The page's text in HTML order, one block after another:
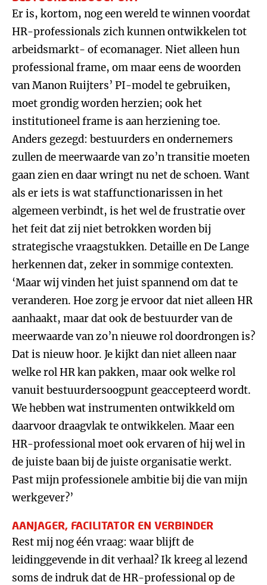
Er is, kortom, nog een wereld te winnen voordat
HR-professionals zich kunnen ontwikkelen tot
arbeidsmarkt- of ecomanager. Niet alleen hun
professional frame, om maar eens de woorden
van Manon Ruijters’ PI-model te gebruiken,
moet grondig worden herzien; ook het
institutioneel frame is aan herziening toe.
Anders gezegd: bestuurders en ondernemers
zullen de meerwaarde van zo’n transitie moeten
gaan zien en daar wringt nu net de schoen. Want
als er iets is wat staffunctionarissen in het
algemeen verbindt, is het wel de frustratie over
het feit dat zij niet betrokken worden bij
strategische vraagstukken. Detaille en De Lange
herkennen dat, zeker in sommige contexten.
‘Maar wij vinden het juist spannend om dat te
veranderen. Hoe zorg je ervoor dat niet alleen HR
aanhaakt, maar dat ook de bestuurder van de
meerwaarde van zo’n nieuwe rol doordrongen is?
Dat is nieuw hoor. Je kijkt dan niet alleen naar
welke rol HR kan pakken, maar ook welke rol
vanuit bestuurdersoogpunt geaccepteerd wordt.
We hebben wat instrumenten ontwikkeld om
daarvoor draagvlak te ontwikkelen. Maar een
HR-professional moet ook ervaren of hij wel in
de juiste baan bij de juiste organisatie werkt.
Past mijn professionele ambitie bij die van mijn
werkgever?’
AANJAGER, FACILITATOR EN VERBINDER
Rest mij nog één vraag: waar blijft de
leidinggevende in dit verhaal? Ik kreeg al lezend
soms de indruk dat de HR-professional op de